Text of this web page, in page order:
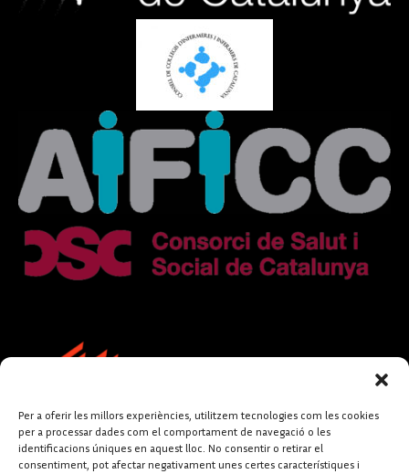
Per a oferir les millors experiències, utilitzem tecnologies com les cookies
per a processar dades com el comportament de navegació o les
identificacions úniques en aquest lloc. No consentir o retirar el
consentiment, pot afectar negativament unes certes característiques i